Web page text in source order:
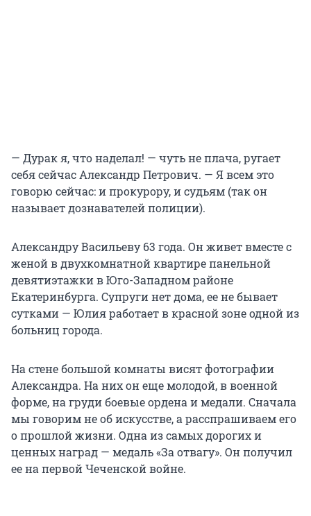
— Дурак я, что наделал! — чуть не плача, ругает
себя сейчас Александр Петрович. — Я всем это
говорю сейчас: и прокурору, и судьям (так он
называет дознавателей полиции).
Александру Васильеву 63 года. Он живет вместе с
женой в двухкомнатной квартире панельной
девятиэтажки в Юго-Западном районе
Екатеринбурга. Супруги нет дома, ее не бывает
сутками — Юлия работает в красной зоне одной из
больниц города.
На стене большой комнаты висят фотографии
Александра. На них он еще молодой, в военной
форме, на груди боевые ордена и медали. Сначала
мы говорим не об искусстве, а расспрашиваем его
о прошлой жизни. Одна из самых дорогих и
ценных наград — медаль «За отвагу». Он получил
ее на первой Чеченской войне.